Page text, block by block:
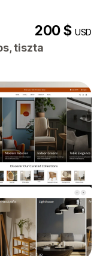
200 $USD
tiszta